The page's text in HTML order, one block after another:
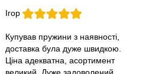
Ігор
Купував пружини з наявності,
доставка була дуже швидкою.
Ціна адекватна, асортимент